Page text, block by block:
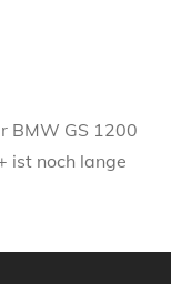
BMW GS 1200
ist noch lange